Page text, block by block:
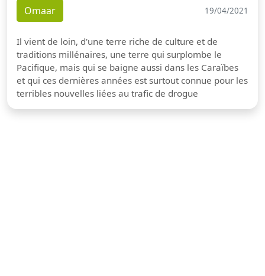
Omaar 19/04/2021
Il vient de loin, d'une terre riche de culture et de
traditions millénaires, une terre qui surplombe le
Pacifique, mais qui se baigne aussi dans les Caraïbes
et qui ces dernières années est surtout connue pour les
terribles nouvelles liées au trafic de drogue